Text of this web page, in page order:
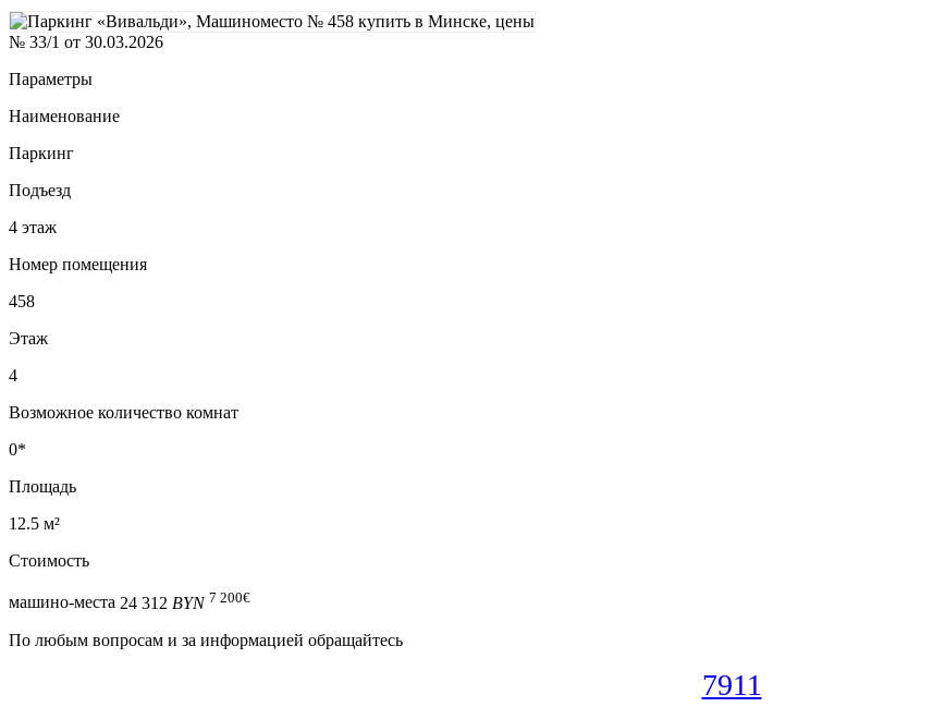
№ 33/1 от 30.03.2026
Параметры
Наименование
Паркинг
Подъезд
4 этаж
Номер помещения
458
Этаж
4
Возможное количество комнат
0*
Площадь
12.5 м²
Стоимость
машино-места 24 312 BYN 7 200€
По любым вопросам и за информацией обращайтесь
7911